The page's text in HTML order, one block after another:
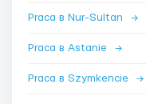
Praca в Nur-Sultan →
Praca в Astanie →
Praca в Szymkencie →